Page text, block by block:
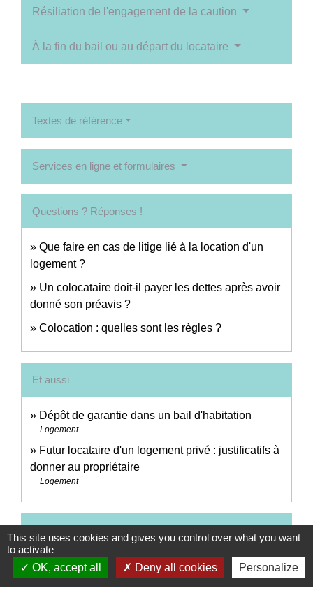
Résiliation de l'engagement de la caution
À la fin du bail ou au départ du locataire
Textes de référence
Services en ligne et formulaires
Questions ? Réponses !
Que faire en cas de litige lié à la location d'un
logement ?
Un colocataire doit-il payer les dettes après avoir
donné son préavis ?
Colocation : quelles sont les règles ?
Et aussi
Dépôt de garantie dans un bail d'habitation
Logement
Futur locataire d'un logement privé : justificatifs à
donner au propriétaire
Logement
Se porter caution pour un locataireopen_in_new
Institut national de la consommation (INC)
This site uses cookies and gives you control over what you want
to activate
OK, accept all
Deny all cookies Personalize